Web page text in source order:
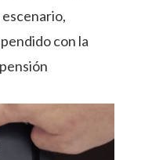
con la